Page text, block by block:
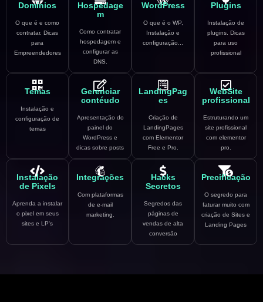
Domínios
O que é e como
contratar. Dicas
para
Empreendedores
Hospedage
m
Como contratar
hospedagem e
configurar as
DNS.
WordPress
O que é o WP,
Instalação e
configuração...
Plugins
Instalação de
plugins. Dicas
para uso
profissional
Temas
Instalação e
configuração de
temas
Gerenciar
contéudo
Apresentação do
painel do
WordPress e
dicas sobre posts
LandingPag
es
Criação de
LandingPages
com Elementor
Free e Pro.
WebSite
profissional
Estruturando um
site profissional
com elementor
pro.
Instalação
de Pixels
Aprenda a instalar
o pixel em seus
sites e LP's
Integrações
Com plataformas
de e-mail
marketing.
Hacks
Secretos
Segredos das
páginas de
vendas de alta
conversão
Precificação
O segredo para
faturar muito com
criação de Sites e
Landing Pages